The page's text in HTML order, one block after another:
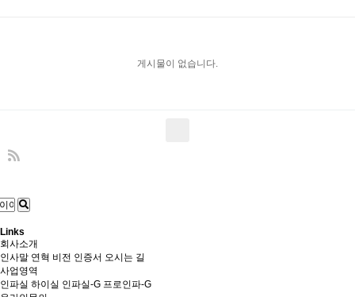
게시물이 없습니다.
Links
회사소개
인사말 연혁 비전 인증서 오시는 길
사업영역
인파실 하이실 인파실-G 프로인파-G